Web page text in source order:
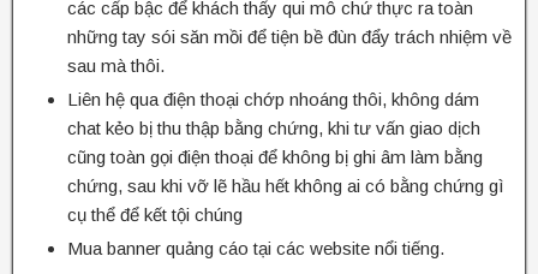
các cấp bậc để khách thấy qui mô chứ thực ra toàn
những tay sói săn mồi để tiện bề đùn đẩy trách nhiệm về
sau mà thôi.
Liên hệ qua điện thoại chớp nhoáng thôi, không dám
chat kẻo bị thu thập bằng chứng, khi tư vấn giao dịch
cũng toàn gọi điện thoại để không bị ghi âm làm bằng
chứng, sau khi vỡ lẽ hầu hết không ai có bằng chứng gì
cụ thể để kết tội chúng
Mua banner quảng cáo tại các website nổi tiếng.